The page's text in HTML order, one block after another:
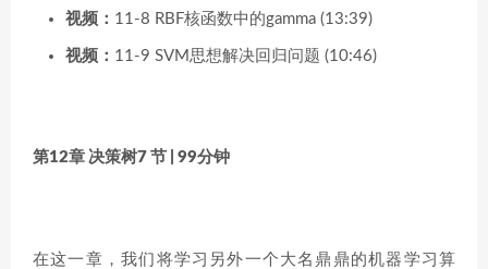
视频： 11-8 RBF核函数中的gamma (13:39)
视频： 11-9 SVM思想解决回归问题 (10:46)
第12章 决策树7 节 | 99分钟
在这一章，我们将学习另外一个大名鼎鼎的机器学习算